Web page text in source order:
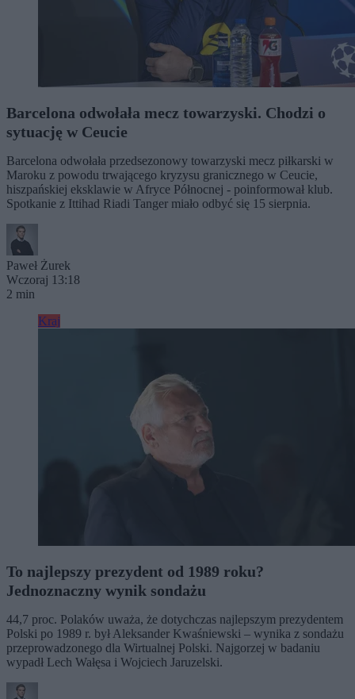
Barcelona odwołała mecz towarzyski. Chodzi o
sytuację w Ceucie
Barcelona odwołała przedsezonowy towarzyski mecz piłkarski w
Maroku z powodu trwającego kryzysu granicznego w Ceucie,
hiszpańskiej eksklawie w Afryce Północnej - poinformował klub.
Spotkanie z Ittihad Riadi Tanger miało odbyć się 15 sierpnia.
Paweł Żurek
Wczoraj 13:18
2 min
Kraj
To najlepszy prezydent od 1989 roku?
Jednoznaczny wynik sondażu
44,7 proc. Polaków uważa, że dotychczas najlepszym prezydentem
Polski po 1989 r. był Aleksander Kwaśniewski – wynika z sondażu
przeprowadzonego dla Wirtualnej Polski. Najgorzej w badaniu
wypadł Lech Wałęsa i Wojciech Jaruzelski.